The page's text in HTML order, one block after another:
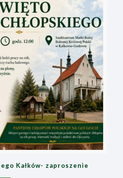
Kałków- zaproszenie